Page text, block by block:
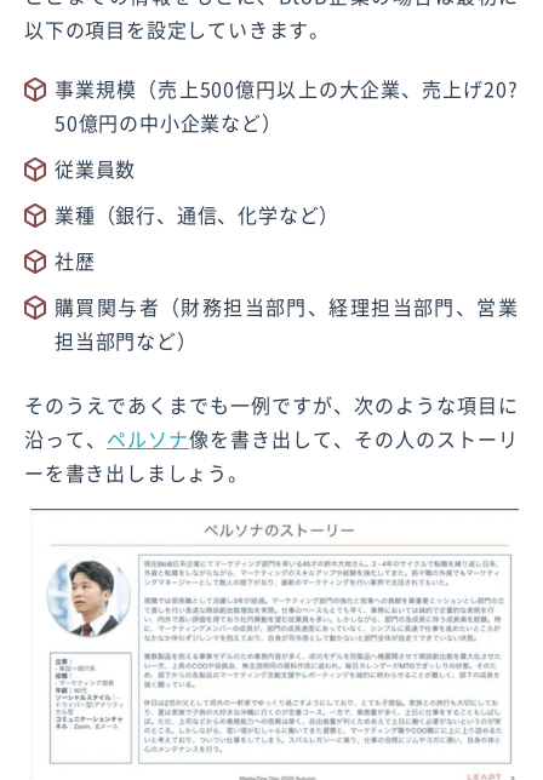
以下の項目を設定していきます。
事業規模（売上500億円以上の大企業、売上げ20?
50億円の中小企業など）
従業員数
業種（銀行、通信、化学など）
社歴
購買関与者（財務担当部門、経理担当部門、営業
担当部門など）
そのうえであくまでも一例ですが、次のような項目に
沿って、 ペルソナ像を書き出して、その人のストーリ
ーを書き出しましょう。